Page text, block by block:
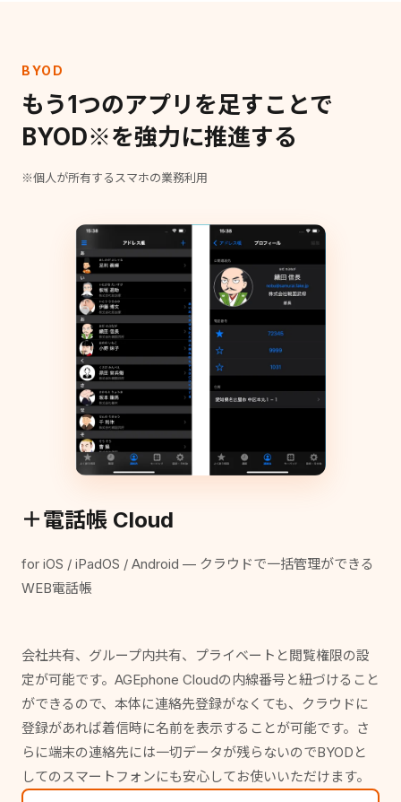
BYOD
もう1つのアプリを足すことで
BYOD※を強力に推進する
※個人が所有するスマホの業務利用
＋電話帳 Cloud
for iOS / iPadOS / Android — クラウドで一括管理ができる
WEB電話帳
会社共有、グループ内共有、プライベートと閲覧権限の設
定が可能です。AGEphone Cloudの内線番号と紐づけること
ができるので、本体に連絡先登録がなくても、クラウドに
登録があれば着信時に名前を表示することが可能です。さ
らに端末の連絡先には一切データが残らないのでBYODと
してのスマートフォンにも安心してお使いいただけます。